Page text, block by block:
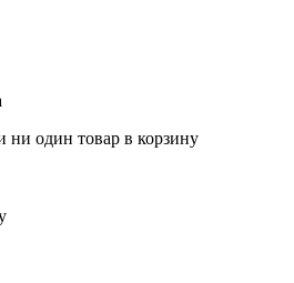
один товар в корзину